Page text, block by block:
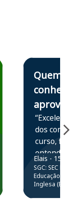
em
Estudante Elais
Quem
conhece,
aprova
“Excelente
dos
curso,
entender e
prática
resolução
questões.”
Elais - 15/07/
SGC: SEC BA
Educação
Inglesa (Edital